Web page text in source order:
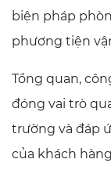
biện pháp
phương tiện
Tổng quan,
đóng vai trò
trường và đáp
của khách